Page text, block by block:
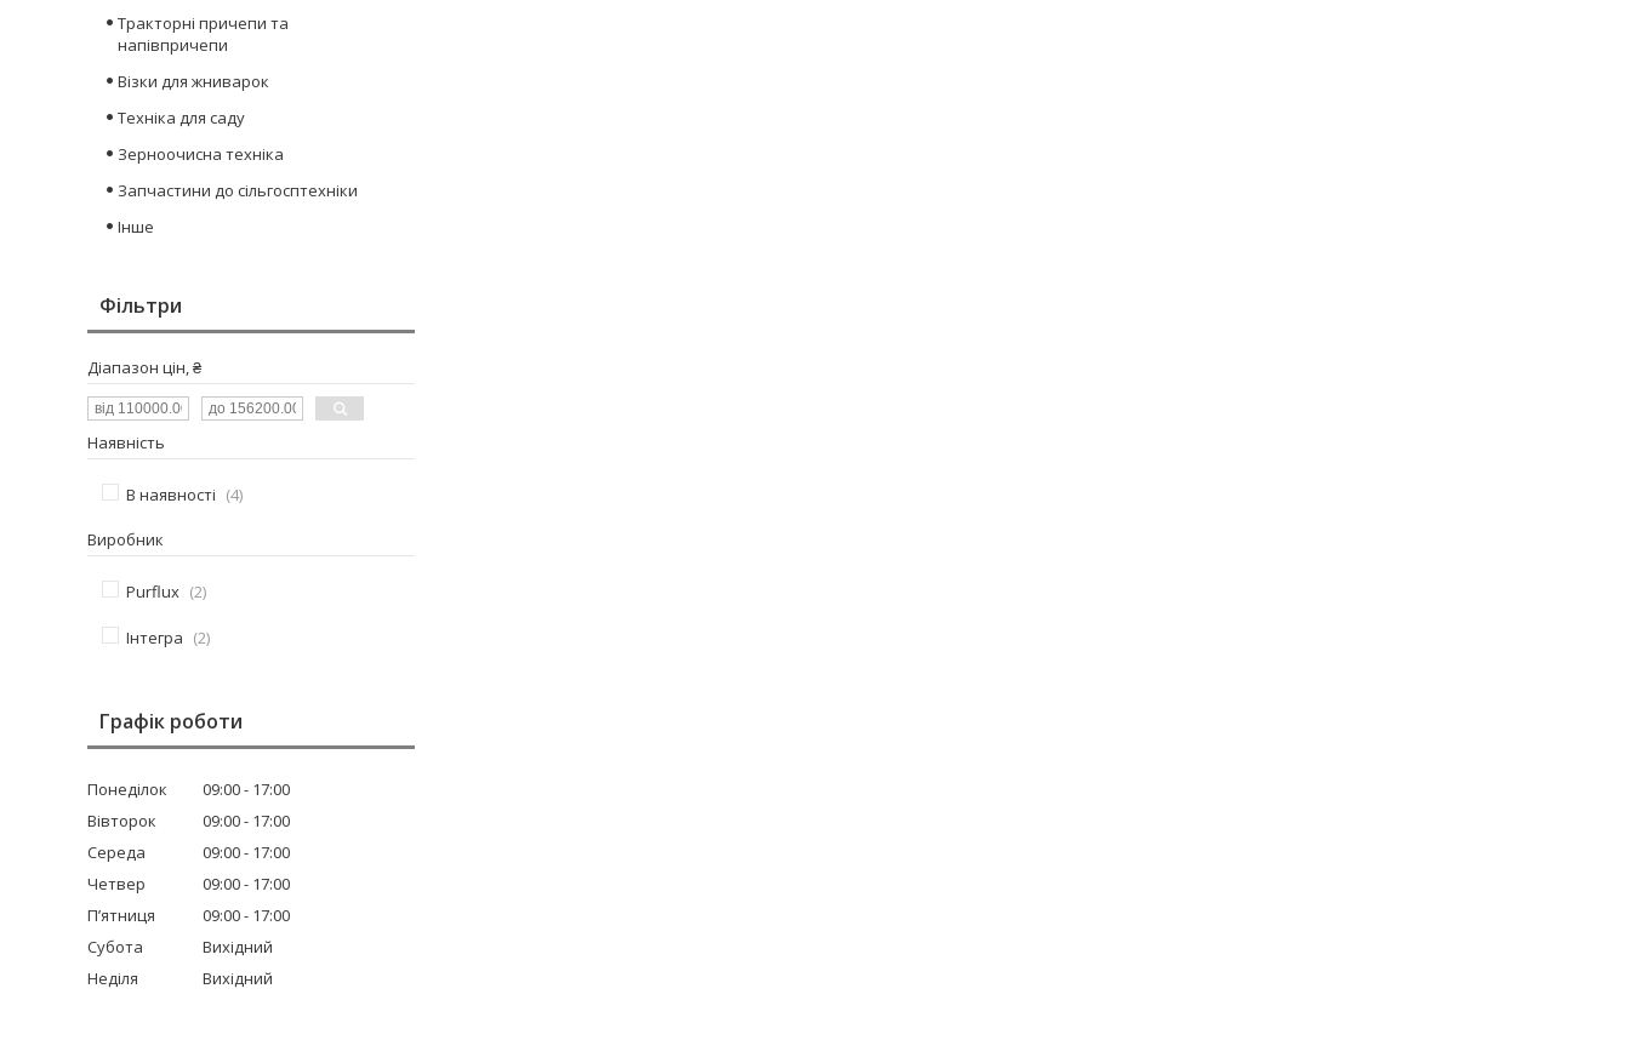
Тракторні причепи та
напівпричепи
Візки для жниварок
Техніка для саду
Зерноочисна техніка
Запчастини до сільгосптехніки
Інше
Фільтри
Діапазон цін, ₴
Наявність
В наявності 4
Виробник
Purflux 2
Інтегра 2
Графік роботи
Понеділок 09:00
17:00
Вівторок
09:00
17:00
Середа
09:00
17:00
Четвер
09:00
17:00
Пʼятниця
09:00
17:00
Субота
Вихідний
Неділя
Вихідний